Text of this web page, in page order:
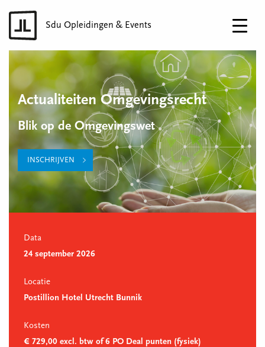
Sdu Opleidingen & Events
Actualiteiten Omgevingsrecht
Blik op de Omgevingswet
INSCHRIJVEN
Data
24 september 2026
Locatie
Postillion Hotel Utrecht Bunnik
Kosten
€ 729,00 excl. btw of 6 PO Deal punten (fysiek)